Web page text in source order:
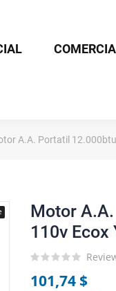
A.A. Portatil
Motor
110v Ecox
101,74 $